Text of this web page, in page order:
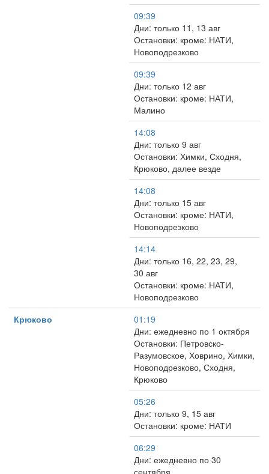
09:39
Дни: только 11, 13 авг
Остановки: кроме: НАТИ,
Новоподрезково
09:39
Дни: только 12 авг
Остановки: кроме: НАТИ,
Малино
14:08
Дни: только 9 авг
Остановки: Химки, Сходня,
Крюково, далее везде
14:08
Дни: только 15 авг
Остановки: кроме: НАТИ,
Новоподрезково
14:14
Дни: только 16, 22, 23, 29,
30 авг
Остановки: кроме: НАТИ,
Новоподрезково
Крюково
01:19
Дни: ежедневно по 1 октября
Остановки: Петровско-
Разумовское, Ховрино, Химки,
Новоподрезково, Сходня,
Крюково
05:26
Дни: только 9, 15 авг
Остановки: кроме: НАТИ
06:29
Дни: ежедневно по 30
сентября